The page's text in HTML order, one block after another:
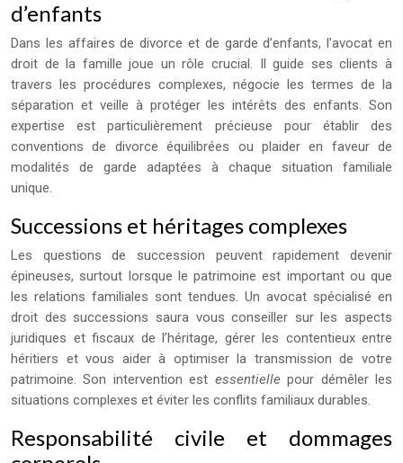
d’enfants
Dans les affaires de divorce et de garde d’enfants, l’avocat en
droit de la famille joue un rôle crucial. Il guide ses clients à
travers les procédures complexes, négocie les termes de la
séparation et veille à protéger les intérêts des enfants. Son
expertise est particulièrement précieuse pour établir des
conventions de divorce équilibrées ou plaider en faveur de
modalités de garde adaptées à chaque situation familiale
unique.
Successions et héritages complexes
Les questions de succession peuvent rapidement devenir
épineuses, surtout lorsque le patrimoine est important ou que
les relations familiales sont tendues. Un avocat spécialisé en
droit des successions saura vous conseiller sur les aspects
juridiques et fiscaux de l’héritage, gérer les contentieux entre
héritiers et vous aider à optimiser la transmission de votre
patrimoine. Son intervention est essentiellepour démêler les
situations complexes et éviter les conflits familiaux durables.
Responsabilité civile et dommages